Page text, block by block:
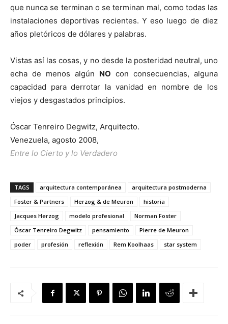
que nunca se terminan o se terminan mal, como todas las
instalaciones deportivas recientes. Y eso luego de diez
años pletóricos de dólares y palabras.
Vistas así las cosas, y no desde la posteridad neutral, uno
echa de menos algún NO con consecuencias, alguna
capacidad para derrotar la vanidad en nombre de los
viejos y desgastados principios.
Óscar Tenreiro Degwitz, Arquitecto.
Venezuela, agosto 2008,
Entre lo Cierto y lo Verdadero
TAGS arquitectura contemporánea
arquitectura postmoderna
Foster & Partners
Herzog & de Meuron
historia
Jacques Herzog
modelo profesional
Norman Foster
Óscar Tenreiro Degwitz
pensamiento
Pierre de Meuron
poder
profesión reflexión Rem Koolhaas star system